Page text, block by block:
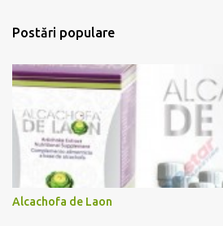
m
e
ț
u
n
c
n
Postări populare
Alcachofa de Laon